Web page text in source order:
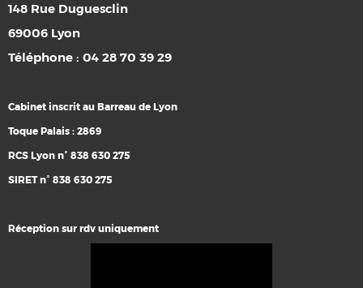
148 Rue Duguesclin
69006 Lyon
Téléphone : 04 28 70 39 29
Cabinet inscrit au Barreau de Lyon
Toque Palais : 2869
RCS Lyon n° 838 630 275
SIRET n° 838 630 275
Réception sur rdv uniquement